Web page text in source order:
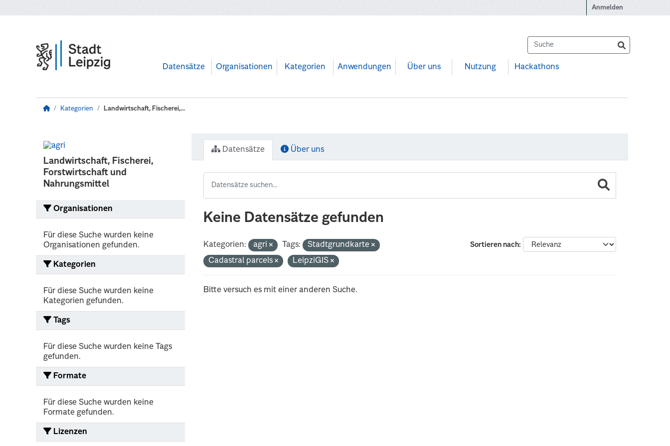
Anmelden
Datensätze Organisationen Kategorien Anwendungen Über uns Nutzung Hackathons
Kategorien Landwirtschaft, Fischerei,...
Landwirtschaft, Fischerei,
Forstwirtschaft und
Nahrungsmittel
Organisationen
Für diese Suche wurden keine
Organisationen gefunden.
Kategorien
Für diese Suche wurden keine
Kategorien gefunden.
Tags
Für diese Suche wurden keine Tags
gefunden.
Formate
Für diese Suche wurden keine
Formate gefunden.
Lizenzen
Datensätze Über uns
Keine Datensätze gefunden
Sortieren nach
Kategorien: agri Tags:
Stadtgrundkarte
Cadastral parcels
LeipziGIS
Bitte versuch es mit einer anderen Suche.